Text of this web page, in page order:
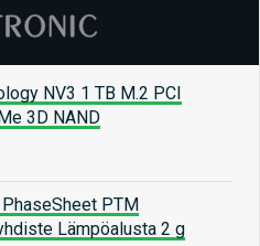
NV3 1 TB M.2 PCI
3D NAND
PTM
Lämpöalusta 2 g